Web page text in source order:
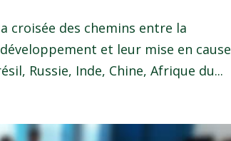
croisée des chemins entre la
et leur mise en cause
Russie, Inde, Chine, Afrique du...